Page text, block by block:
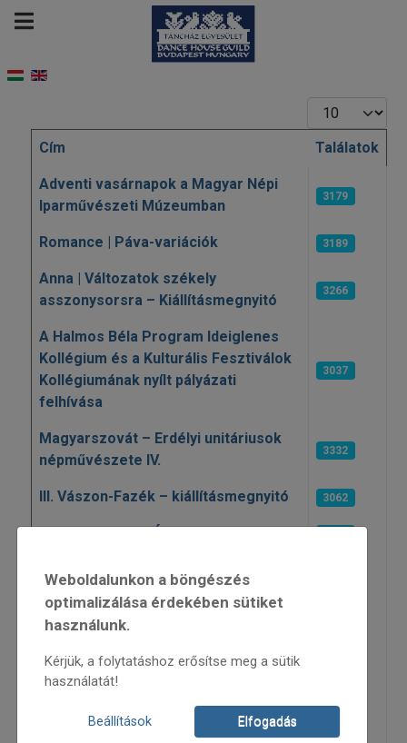
Tételek #
Cikkek
Cím Találatok
Adventi vasárnapok a Magyar Népi
Iparművészeti Múzeumban
3179
Romance | Páva-variációk 3189
Anna | Változatok székely
asszonysorsra – Kiállításmegnyitó
3266
A Halmos Béla Program Ideiglenes
Kollégium és a Kulturális Fesztiválok
Kollégiumának nyílt pályázati
felhívása
3037
Magyarszovát – Erdélyi unitáriusok
népművészete IV.
3332
III. Vászon-Fazék – kiállításmegnyitó 3062
Citerás táncház Óbudán
differenciáltsága és változása a 18-
19. századi Magyarországon
konferencia
„Miről apánk régen szólt..." –
Innovatív zenés üzenetek paraszti
Weboldalunkon a böngészés
optimalizálása érdekében sütiket
használunk.
Kérjük, a folytatáshoz erősítse meg a sütik
használatát!
Beállítások Elfogadás